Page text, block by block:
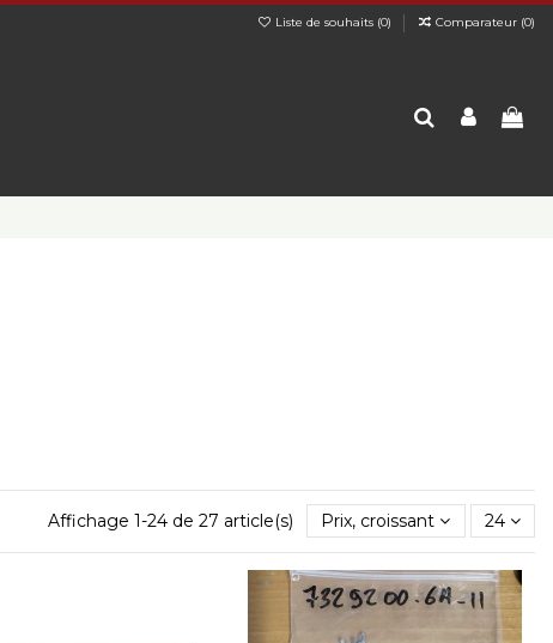
Liste de souhaits (0) Comparateur (0)
Affichage 1-24 de 27 article(s) Prix, croissant 24